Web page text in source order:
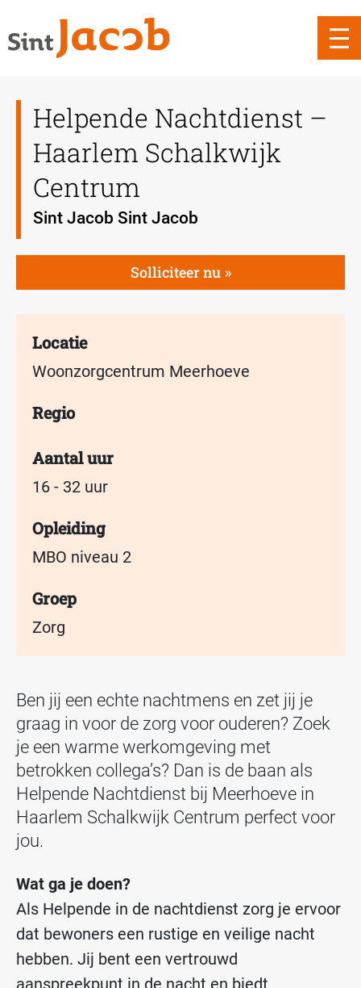
Helpende Nachtdienst –
Haarlem Schalkwijk
Centrum
Sint Jacob Sint Jacob
Solliciteer nu
Locatie
Woonzorgcentrum Meerhoeve
Regio
Aantal uur
16 - 32 uur
Opleiding
MBO niveau 2
Groep
Zorg
Ben jij een echte nachtmens en zet jij je
graag in voor de zorg voor ouderen? Zoek
je een warme werkomgeving met
betrokken collega’s? Dan is de baan als
Helpende Nachtdienst bij Meerhoeve in
Haarlem Schalkwijk Centrum perfect voor
jou.
Wat ga je doen?
Als Helpende in de nachtdienst zorg je ervoor
dat bewoners een rustige en veilige nacht
hebben. Jij bent een vertrouwd
aanspreekpunt in de nacht en biedt